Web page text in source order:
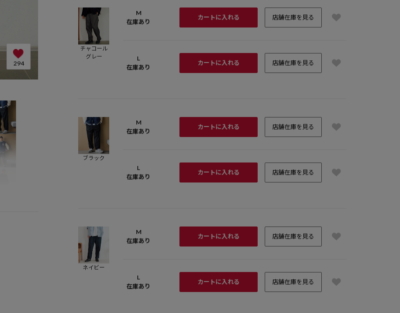
294
チャコール
グレー
M
在庫あり
カートに入れる 店舗在庫を見る
L
在庫あり
カートに入れる 店舗在庫を見る
ブラック
M
在庫あり
カートに入れる 店舗在庫を見る
L
在庫あり
カートに入れる 店舗在庫を見る
ネイビー
M
在庫あり
カートに入れる 店舗在庫を見る
L
在庫あり
カートに入れる 店舗在庫を見る